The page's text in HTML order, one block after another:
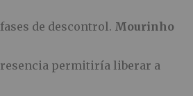
de descontrol. Mourinho
permitiría liberar a